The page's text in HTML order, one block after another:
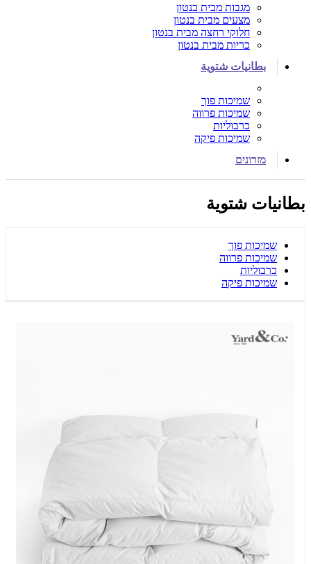
מגבות מבית בנטון
מצעים מבית בנטון
חלוקי רחצה מבית בנטון
כריות מבית בנטון
بطانيات شتوية
שמיכות פוך
שמיכות פרווה
כרבוליות
שמיכות פיקה
מזרונים
بطانيات شتوية
שמיכות פוך
שמיכות פרווה
כרבוליות
שמיכות פיקה